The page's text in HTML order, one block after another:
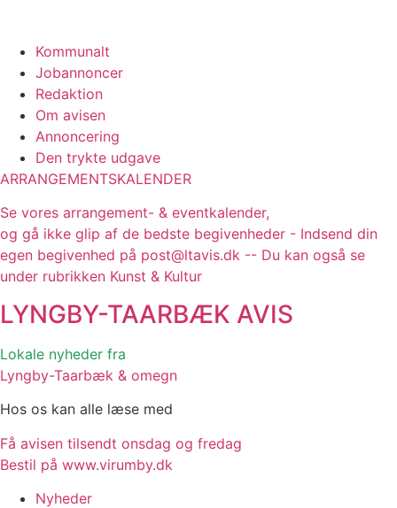
Kommunalt
Jobannoncer
Redaktion
Om avisen
Annoncering
Den trykte udgave
ARRANGEMENTSKALENDER
Se vores arrangement- & eventkalender,
og gå ikke glip af de bedste begivenheder - Indsend din
egen begivenhed på post@ltavis.dk -- Du kan også se
under rubrikken Kunst & Kultur
LYNGBY-TAARBÆK AVIS
Lokale nyheder fra
Lyngby-Taarbæk & omegn
Hos os kan alle læse med
Få avisen tilsendt onsdag og fredag
Bestil på www.virumby.dk
Nyheder